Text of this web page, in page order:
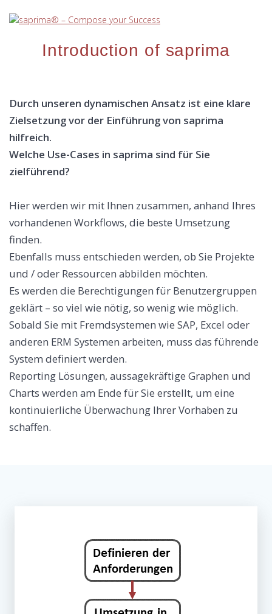
to
Introduction of saprima
Durch unseren dynamischen Ansatz ist eine klare
Zielsetzung vor der Einführung von saprima
hilfreich.
Welche Use-Cases in saprima sind für Sie
zielführend?
Hier werden wir mit Ihnen zusammen, anhand Ihres
vorhandenen Workflows, die beste Umsetzung
finden.
Ebenfalls muss entschieden werden, ob Sie Projekte
und / oder Ressourcen abbilden möchten.
Es werden die Berechtigungen für Benutzergruppen
geklärt – so viel wie nötig, so wenig wie möglich.
Sobald Sie mit Fremdsystemen wie SAP, Excel oder
anderen ERM Systemen arbeiten, muss das führende
System definiert werden.
Reporting Lösungen, aussagekräftige Graphen und
Charts werden am Ende für Sie erstellt, um eine
kontinuierliche Überwachung Ihrer Vorhaben zu
schaffen.